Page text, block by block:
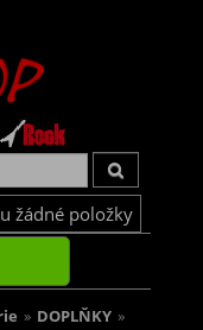
žádné položky
» DOPLŇKY »